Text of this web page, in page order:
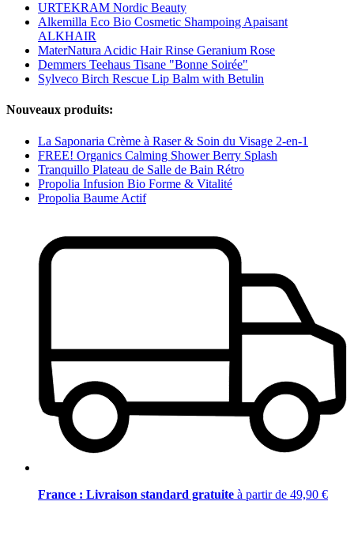
URTEKRAM Nordic Beauty
Alkemilla Eco Bio Cosmetic Shampoing Apaisant
ALKHAIR
MaterNatura Acidic Hair Rinse Geranium Rose
Demmers Teehaus Tisane "Bonne Soirée"
Sylveco Birch Rescue Lip Balm with Betulin
Nouveaux produits:
La Saponaria Crème à Raser & Soin du Visage 2-en-1
FREE! Organics Calming Shower Berry Splash
Tranquillo Plateau de Salle de Bain Rétro
Propolia Infusion Bio Forme & Vitalité
Propolia Baume Actif
France : Livraison standard gratuite à partir de 49,90 €